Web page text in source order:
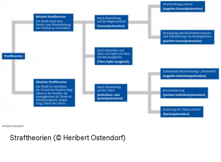
In
öffnen
Straftheorien (© Heribert Ostendorf)